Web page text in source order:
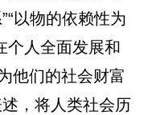
以物的依赖性为
个人全面发展和
他们的社会财富
，将人类社会历